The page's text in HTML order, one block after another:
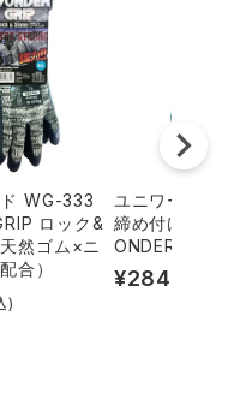
WG-333
ロック&
然ゴム×ニ
合）
)
ユニワールド
締め付けずフィ
ONDERGRIP エ
¥284